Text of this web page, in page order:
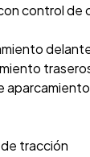
control de
tracción